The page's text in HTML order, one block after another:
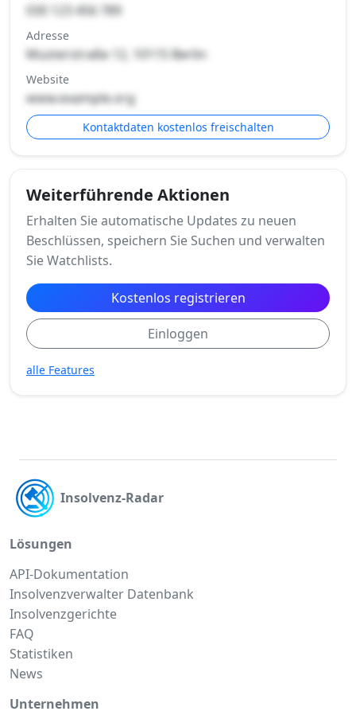
030 123 456 789
Adresse
Musterstraße 12, 10115 Berlin
Website
www.example.org
Kontaktdaten kostenlos freischalten
Weiterführende Aktionen
Erhalten Sie automatische Updates zu neuen
Beschlüssen, speichern Sie Suchen und verwalten
Sie Watchlists.
Kostenlos registrieren
Einloggen
alle Features
Insolvenz-Radar
Lösungen
API-Dokumentation
Insolvenzverwalter Datenbank
Insolvenzgerichte
FAQ
Statistiken
News
Unternehmen